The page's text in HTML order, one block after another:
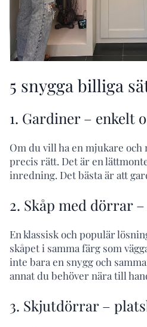
5 snygga billiga
1. Gardiner – enkelt
Om du vill ha en mjukare
precis rätt. Det är en
inredning. Det bästa är att
2. Skåp med dörrar
En klassisk och populär
skåpet i samma färg som
inte bara en snygg och
annat du behöver nära till
3. Skjutdörrar –